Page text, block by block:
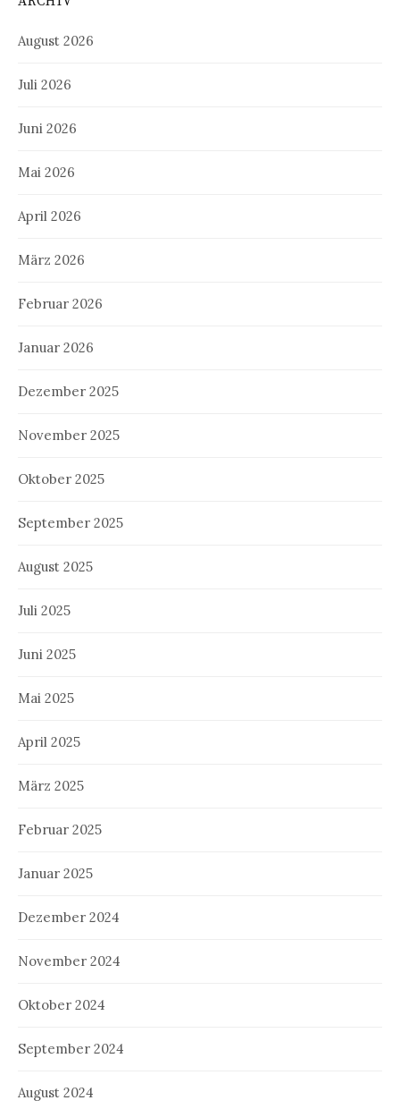
August 2026
Juli 2026
Juni 2026
Mai 2026
April 2026
März 2026
Februar 2026
Januar 2026
Dezember 2025
November 2025
Oktober 2025
September 2025
August 2025
Juli 2025
Juni 2025
Mai 2025
April 2025
März 2025
Februar 2025
Januar 2025
Dezember 2024
November 2024
Oktober 2024
September 2024
August 2024